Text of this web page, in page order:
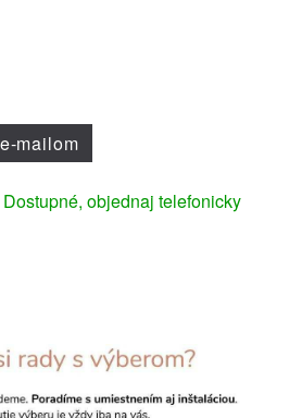
mailom
Dostupné, objednaj telefonicky